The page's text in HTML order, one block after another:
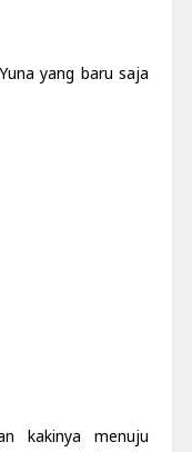
yang baru saja
kakinya menuju